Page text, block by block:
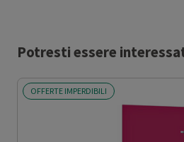
Potresti essere
OFFERTE IMPERDIBILI